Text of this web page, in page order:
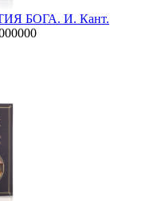
БОГА. И. Кант.